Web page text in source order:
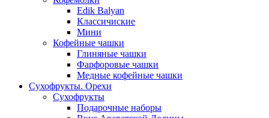
Edik Balyan
Классичиские
Мини
Кофейные чашки
Глиняные чашки
Фарфоровые чашки
Медные кофейные чашки
Сухофрукты. Орехи
Сухофрукты
Подарочные наборы